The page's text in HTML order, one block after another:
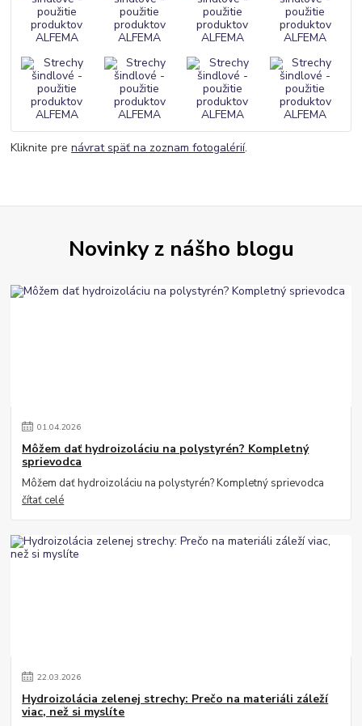
Kliknite prenávrat späť na zoznam fotogalérií.
Novinky z nášho blogu
01.04.2026
Môžem dať hydroizoláciu na polystyrén? Kompletný
sprievodca
Môžem dať hydroizoláciu na polystyrén? Kompletný sprievodca
čítať celé
22.03.2026
Hydroizolácia zelenej strechy: Prečo na materiáli záleží
viac, než si myslíte